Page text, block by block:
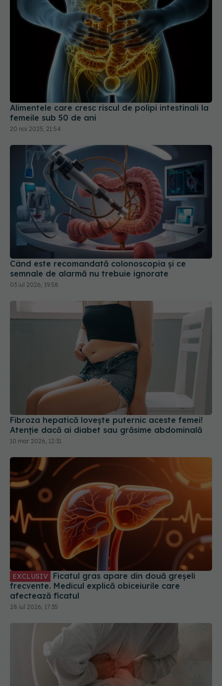
Alimentele care cresc riscul de polipi intestinali la
femeile sub 50 de ani
20 noi 2025, 21:54
Când este recomandată colonoscopia și ce
semnale de alarmă nu trebuie ignorate
03 iul 2026, 19:58
Fibroza hepatică lovește puternic aceste femei!
Atenție dacă ai diabet sau grăsime abdominală
10 mar 2026, 12:31
EXCLUSIV
frecvente. Medicul explică obiceiurile care
afectează ficatul
28 iul 2026, 17:35